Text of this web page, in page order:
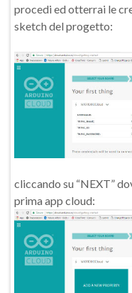
procedi ed otterrai le
sketch del progetto:
cliccando su “NEXT”
prima app cloud: